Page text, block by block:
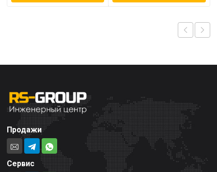
Продажи
Сервис